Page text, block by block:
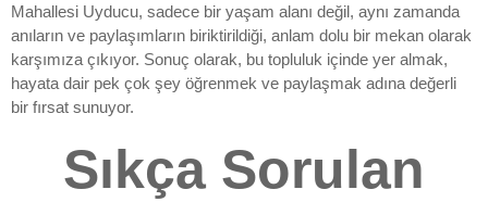
Mahallesi Uyducu, sadece bir yaşam alanı değil, aynı zamanda
anıların ve paylaşımların biriktirildiği, anlam dolu bir mekan olarak
karşımıza çıkıyor. Sonuç olarak, bu topluluk içinde yer almak,
hayata dair pek çok şey öğrenmek ve paylaşmak adına değerli
bir fırsat sunuyor.
Sıkça Sorulan